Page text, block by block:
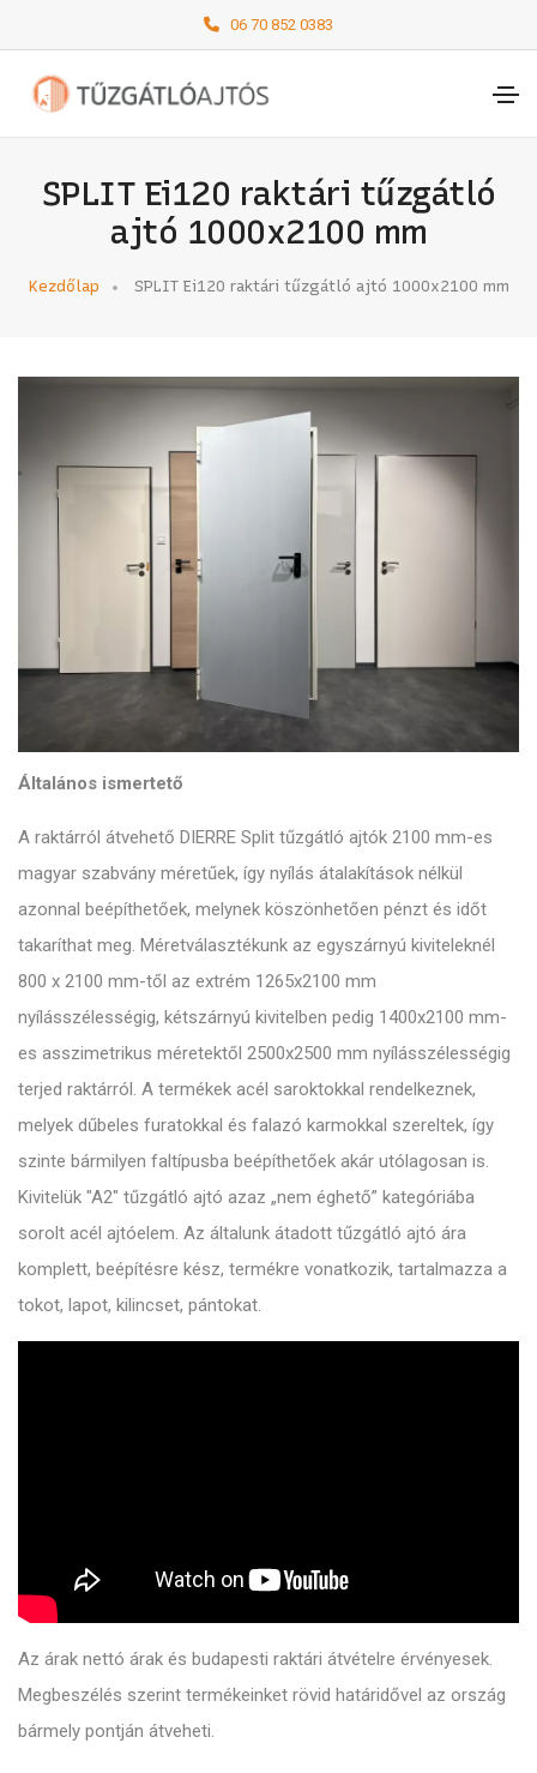
06 70 852 0383
SPLIT Ei120 raktári tűzgátló
ajtó 1000x2100 mm
Kezdőlap SPLIT Ei120 raktári tűzgátló ajtó 1000x2100 mm
Általános ismertető
A raktárról átvehető DIERRE Split tűzgátló ajtók 2100 mm-es
magyar szabvány méretűek, így nyílás átalakítások nélkül
azonnal beépíthetőek, melynek köszönhetően pénzt és időt
takaríthat meg. Méretválasztékunk az egyszárnyú kiviteleknél
800 x 2100 mm-től az extrém 1265x2100 mm
nyílásszélességig, kétszárnyú kivitelben pedig 1400x2100 mm-
es asszimetrikus méretektől 2500x2500 mm nyílásszélességig
terjed raktárról. A termékek acél saroktokkal rendelkeznek,
melyek dűbeles furatokkal és falazó karmokkal szereltek, így
szinte bármilyen faltípusba beépíthetőek akár utólagosan is.
Kivitelük "A2" tűzgátló ajtó azaz „nem éghető” kategóriába
sorolt acél ajtóelem. Az általunk átadott tűzgátló ajtó ára
komplett, beépítésre kész, termékre vonatkozik, tartalmazza a
tokot, lapot, kilincset, pántokat.
Az árak nettó árak és budapesti raktári átvételre érvényesek.
Megbeszélés szerint termékeinket rövid határidővel az ország
bármely pontján átveheti.